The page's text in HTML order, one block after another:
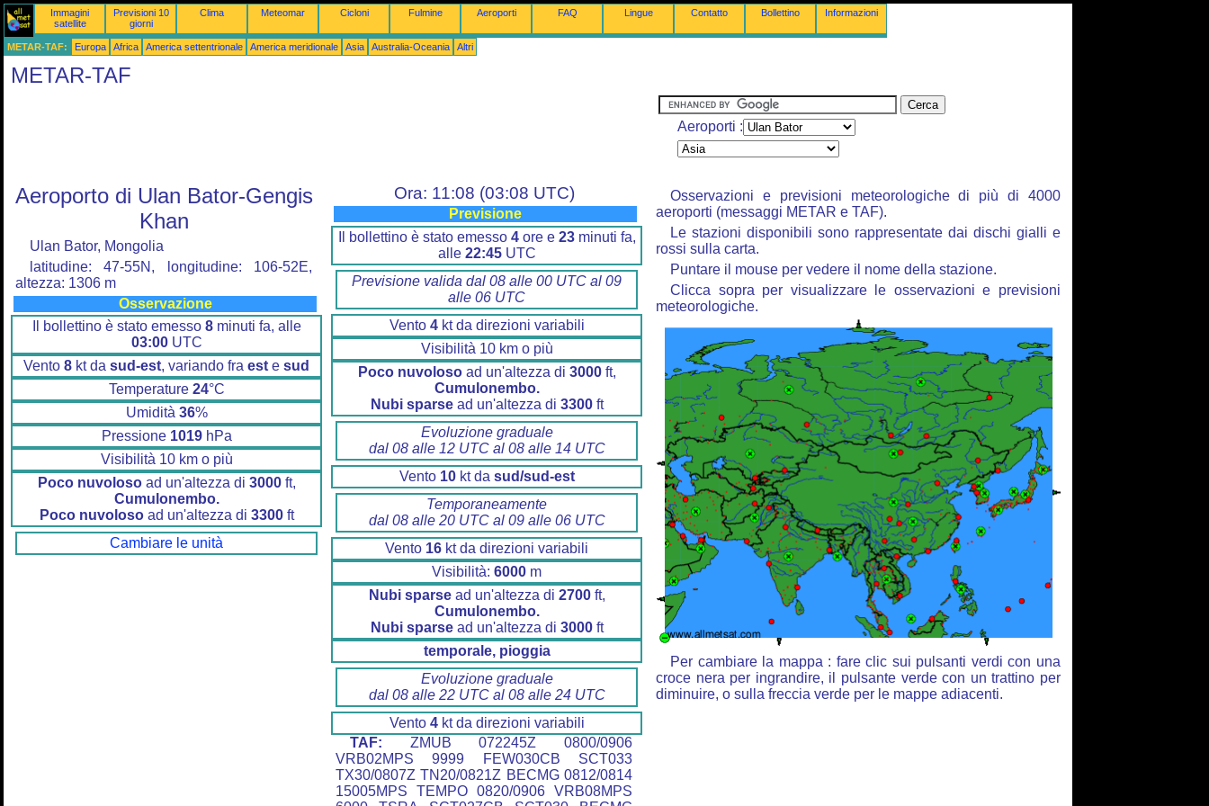
Immagini
satellite
Previsioni 10
giorni
Clima Meteomar Cicloni Fulmine Aeroporti FAQ Lingue Contatto Bollettino Informazioni
METAR-TAF: Europa Africa America settentrionale America meridionale Asia Australia-Oceania Altri
METAR-TAF
Aeroporti :
Aeroporto di Ulan Bator-Gengis
Khan
Ulan Bator, Mongolia
latitudine: 47-55N, longitudine: 106-52E,
altezza: 1306 m
Osservazione
Il bollettino è stato emesso 8minuti fa, alle
03:00UTC
Vento 8 kt da sud-est, variando fra est e sud
Temperature 24°C
Umidità 36%
Pressione 1019hPa
Visibilità 10 km o più
Poco nuvolosoad un'altezza di 3000ft,
Cumulonembo.
Poco nuvolosoad un'altezza di 3300ft
Cambiare le unità
Ora: 11:08 (03:08 UTC)
Previsione
Il bollettino è stato emesso 4ore e 23minuti fa,
alle 22:45UTC
Previsione valida dal 08 alle 00 UTC al 09
alle 06 UTC
Vento 4kt da direzioni variabili
Visibilità 10 km o più
Poco nuvolosoad un'altezza di 3000ft,
Cumulonembo.
Nubi sparsead un'altezza di 3300ft
Evoluzione graduale
dal 08 alle 12 UTC al 08 alle 14 UTC
Vento 10kt da sud/sud-est
Temporaneamente
dal 08 alle 20 UTC al 09 alle 06 UTC
Vento 16 kt da direzioni variabili
Visibilità: 6000 m
Nubi sparsead un'altezza di 2700ft,
Cumulonembo.
Nubi sparsead un'altezza di 3000ft
temporale, pioggia
Evoluzione graduale
dal 08 alle 22 UTC al 08 alle 24 UTC
Vento 4kt da direzioni variabili
TAF: ZMUB 072245Z 0800/0906
VRB02MPS 9999 FEW030CB SCT033
TX30/0807Z TN20/0821Z BECMG 0812/0814
15005MPS TEMPO 0820/0906 VRB08MPS
Osservazioni e previsioni meteorologiche di più di 4000
aeroporti (messaggi METAR e TAF).
Le stazioni disponibili sono rappresentate dai dischi gialli e
rossi sulla carta.
Puntare il mouse per vedere il nome della stazione.
Clicca sopra per visualizzare le osservazioni e previsioni
meteorologiche.
Per cambiare la mappa : fare clic sui pulsanti verdi con una
croce nera per ingrandire, il pulsante verde con un trattino per
diminuire, o sulla freccia verde per le mappe adiacenti.